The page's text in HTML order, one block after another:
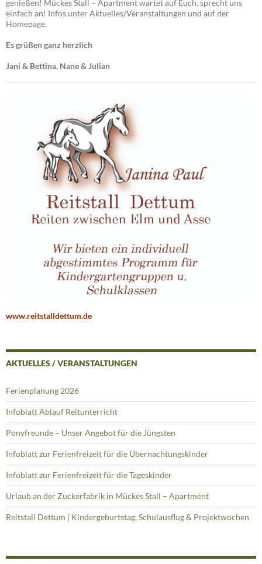
genießen! Mückes Stall – Apartment wartet auf Euch, sprecht uns
einfach an! Infos unter Aktuelles/Veranstaltungen und auf der
Homepage.
Es grüßen ganz herzlich
Jani & Bettina, Nane & Julian
www.reitstalldettum.de
AKTUELLES / VERANSTALTUNGEN
Ferienplanung 2026
Infoblatt Ablauf Reitunterricht
Ponyfreunde – Unser Angebot für die Jüngsten
Infoblatt zur Ferienfreizeit für die Übernachtungskinder
Infoblatt zur Ferienfreizeit für die Tageskinder
Urlaub an der Zuckerfabrik in Mückes Stall – Apartment
Reitstall Dettum | Kindergeburtstag, Schulausflug & Projektwochen